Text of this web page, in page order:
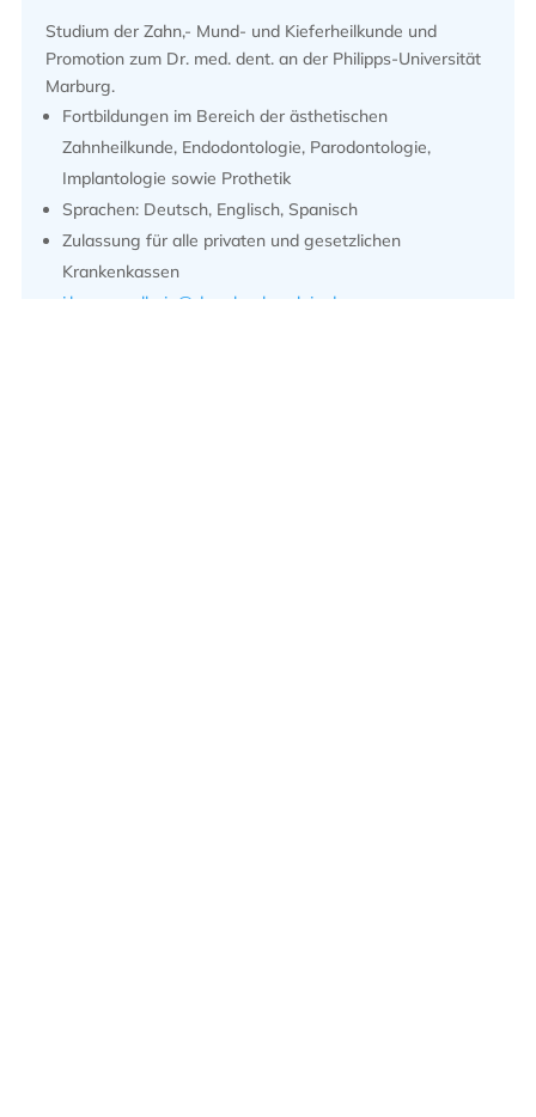
Studium der Zahn,- Mund- und Kieferheilkunde und
Promotion zum Dr. med. dent. an der Philipps-Universität
Marburg.
Fortbildungen im Bereich der ästhetischen
Zahnheilkunde, Endodontologie, Parodontologie,
Implantologie sowie Prothetik
Sprachen: Deutsch, Englisch, Spanisch
Zulassung für alle privaten und gesetzlichen
Krankenkassen
j.kruemmelbein@dr-schoeberelein.de